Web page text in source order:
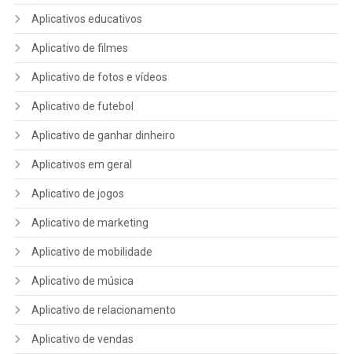
Aplicativos educativos
Aplicativo de filmes
Aplicativo de fotos e vídeos
Aplicativo de futebol
Aplicativo de ganhar dinheiro
Aplicativos em geral
Aplicativo de jogos
Aplicativo de marketing
Aplicativo de mobilidade
Aplicativo de música
Aplicativo de relacionamento
Aplicativo de vendas